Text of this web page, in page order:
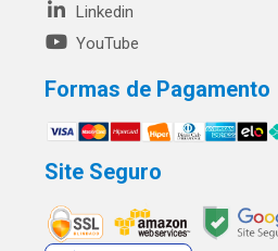
Linkedin
YouTube
Formas de Pagamento
Site Seguro